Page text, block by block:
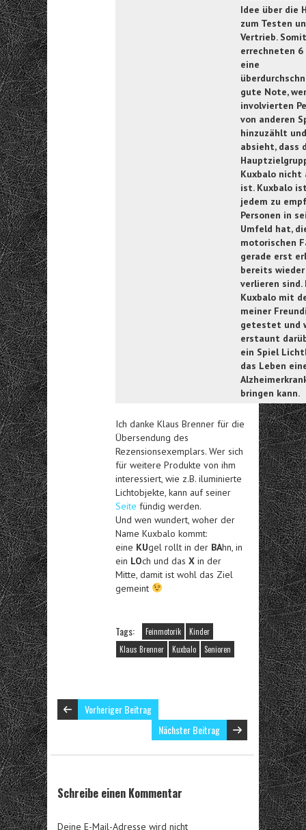
Idee über die
zum Testen
Vertrieb.
errechneten 6
eine
gute Note,
involvierten
von anderen
hinzuzählt
absieht, dass
Kuxbalo nicht
ist. Kuxbalo
jedem zu
Personen in
Umfeld hat,
motorischen
gerade erst
bereits
verlieren sind.
Kuxbalo mit
meiner
getestet und
erstaunt
ein Spiel
das Leben
bringen kann.
Ich danke Klaus Brenner für die
Übersendung des
Rezensionsexemplars. Wer sich
für weitere Produkte von ihm
interessiert, wie z.B. iluminierte
Lichtobjekte, kann auf seiner
Seite fündig werden.
Und wen wundert, woher der
Name Kuxbalo kommt:
eine KUgel rollt in der BAhn, in
ein LOch und das X in der
Mitte, damit ist wohl das Ziel
gemeint
Tags: Feinmotorik
Kinder
Klaus Brenner
Kuxbalo Senioren
Vorheriger Beitrag
Nächster Beitrag
Schreibe einen Kommentar
Deine E-Mail-Adresse wird nicht